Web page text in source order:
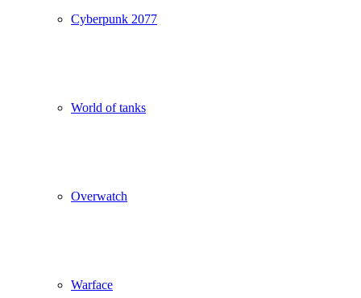
Cyberpunk 2077
World of tanks
Overwatch
Warface